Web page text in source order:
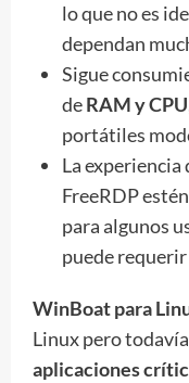
lo que no es
dependan
Sigue
deRAM y CPU
portátiles
La experiencia
FreeRDP
para algunos
puede
WinBoat para
Linux pero
aplicaciones